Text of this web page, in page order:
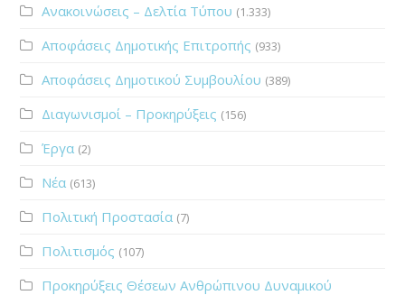
Ανακοινώσεις – Δελτία Τύπου (1.333)
Αποφάσεις Δημοτικής Επιτροπής (933)
Αποφάσεις Δημοτικού Συμβουλίου (389)
Διαγωνισμοί – Προκηρύξεις (156)
Έργα (2)
Νέα (613)
Πολιτική Προστασία (7)
Πολιτισμός (107)
Προκηρύξεις Θέσεων Ανθρώπινου Δυναμικού